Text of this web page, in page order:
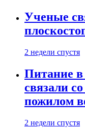
Ученые
2 недели спустя
Питание в
связали
пожилом
2 недели спустя